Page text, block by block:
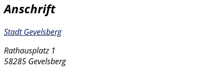
Anschrift
Stadt Gevelsberg
Rathausplatz 1
58285 Gevelsberg